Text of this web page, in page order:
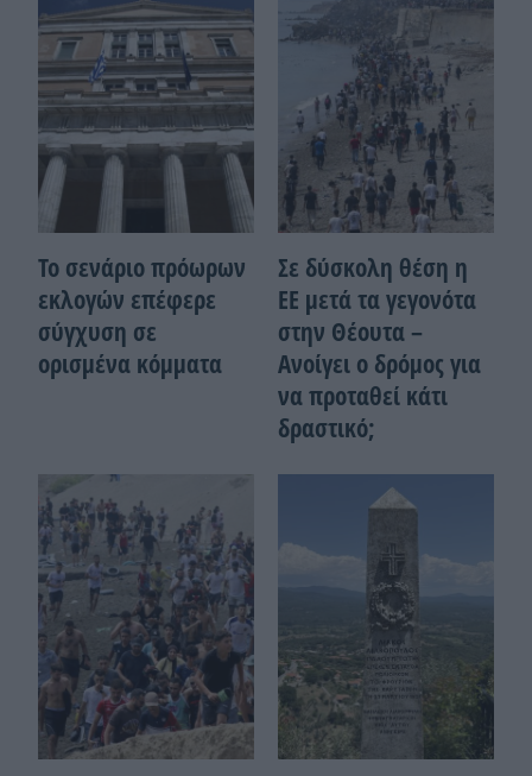
Το σενάριο πρόωρων
εκλογών επέφερε
σύγχυση σε
ορισμένα κόμματα
Σε δύσκολη θέση η
ΕΕ μετά τα γεγονότα
στην Θέουτα –
Ανοίγει ο δρόμος για
να προταθεί κάτι
δραστικό;